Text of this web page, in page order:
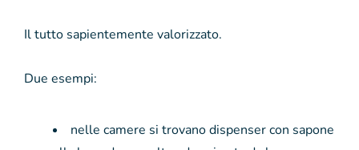
Il tutto sapientemente valorizzato.
Due esempi:
nelle camere si trovano dispenser con sapone